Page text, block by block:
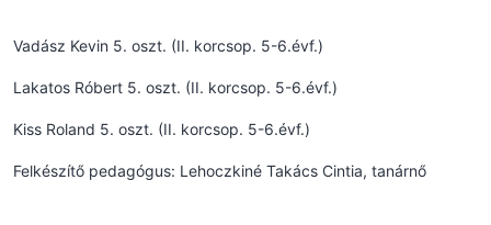
Vadász Kevin 5. oszt. (II. korcsop. 5-6.évf.)
Lakatos Róbert 5. oszt. (II. korcsop. 5-6.évf.)
Kiss Roland 5. oszt. (II. korcsop. 5-6.évf.)
Felkészítő pedagógus: Lehoczkiné Takács Cintia, tanárnő